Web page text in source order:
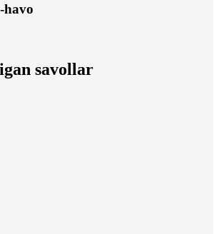
havo
savollar